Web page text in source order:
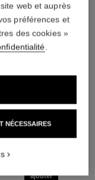
Eau de Parfum
à partir de
112 chf
ajouter
web et auprès
préférences et
des cookies »
.
NÉCESSAIRES